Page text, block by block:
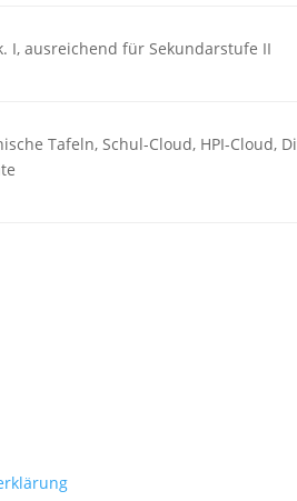
I, ausreichend für Sekundarstufe II
Tafeln, Schul-Cloud, HPI-Cloud,